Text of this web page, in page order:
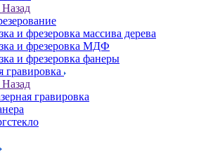
Назад
и фрезеровка массива дерева
и фрезеровка МДФ
и фрезеровка фанеры
гравировка
Назад
гравировка